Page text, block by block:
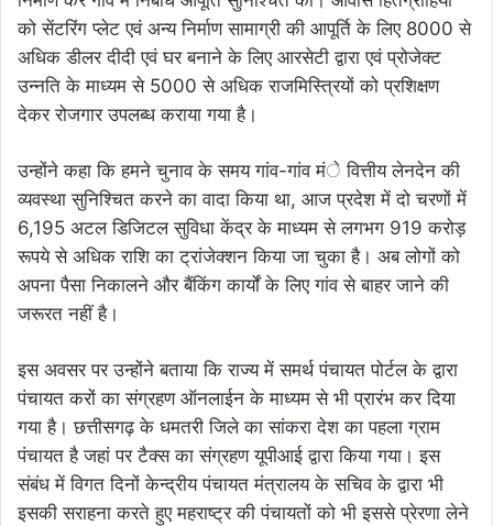
को सेंटरिंग प्लेट एवं अन्य निर्माण सामाग्री की आपूर्ति के लिए 8000 से
अधिक डीलर दीदी एवं घर बनाने के लिए आरसेटी द्वारा एवं प्रोजेक्ट
उन्नति के माध्यम से 5000 से अधिक राजमिस्त्रियों को प्रशिक्षण
देकर रोजगार उपलब्ध कराया गया है।
उन्होंने कहा कि हमने चुनाव के समय गांव-गांव मंे वित्तीय लेनदेन की
व्यवस्था सुनिश्चित करने का वादा किया था, आज प्रदेश में दो चरणों में
6,195 अटल डिजिटल सुविधा केंद्र के माध्यम से लगभग 919 करोड़
रूपये से अधिक राशि का ट्रांजेक्शन किया जा चुका है। अब लोगों को
अपना पैसा निकालने और बैंकिंग कार्यों के लिए गांव से बाहर जाने की
जरूरत नहीं है।
इस अवसर पर उन्होंने बताया कि राज्य में समर्थ पंचायत पोर्टल के द्वारा
पंचायत करों का संग्रहण ऑनलाईन के माध्यम से भी प्रारंभ कर दिया
गया है। छत्तीसगढ़ के धमतरी जिले का सांकरा देश का पहला ग्राम
पंचायत है जहां पर टैक्स का संग्रहण यूपीआई द्वारा किया गया। इस
संबंध में विगत दिनों केन्द्रीय पंचायत मंत्रालय के सचिव के द्वारा भी
इसकी सराहना करते हुए महराष्ट्र की पंचायतों को भी इससे प्रेरणा लेने